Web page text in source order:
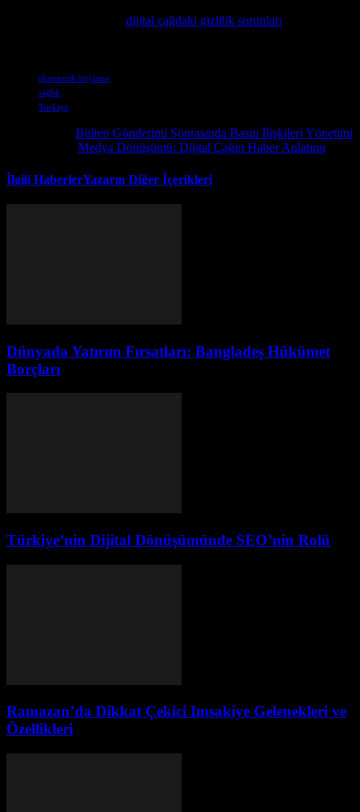
dijital çağdaki gizlilik sorunları
ekonomik büyüme
sağlık
Türkiye
Bülten Gönderimi Sonrasında Basın İlişkileri Yönetimi
Medya Dönüşümü: Dijital Çağın Haber Anlatımı
İlgili HaberlerYazarın Diğer İçerikleri
Dünyada Yatırım Fırsatları: Bangladeş Hükümet
Borçları
Türkiye’nin Dijital Dönüşümünde SEO’nin Rolü
Ramazan’da Dikkat Çekici Imsakiye Gelenekleri ve
Özellikleri